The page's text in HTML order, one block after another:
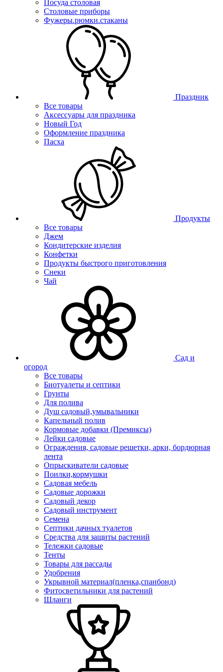
Посуда столовая
Столовые приборы
Фужеры.рюмки.стаканы
Праздник
Все товары
Аксессуары для праздника
Новый Год
Оформление праздника
Пасха
Продукты
Все товары
Джем
Кондитерские изделия
Конфетки
Продукты быстрого приготовления
Снеки
Чай
Сад и
огород
Все товары
Биотуалеты и септики
Грунты
Для полива
Душ садовый,умывальники
Капельный полив
Кормовые добавки (Премиксы)
Лейки садовые
Ограждения, садовые решетки, арки, бордюрная
лента
Опрыскиватели садовые
Поилки,кормушки
Садовая мебель
Садовые дорожки
Садовый декор
Садовый инструмент
Семена
Септики дачных туалетов
Средства для защиты растений
Тележки садовые
Тенты
Товары для рассады
Удобрения
Укрывной материал(пленка,спанбонд)
Фитосветильники для растений
Шланги